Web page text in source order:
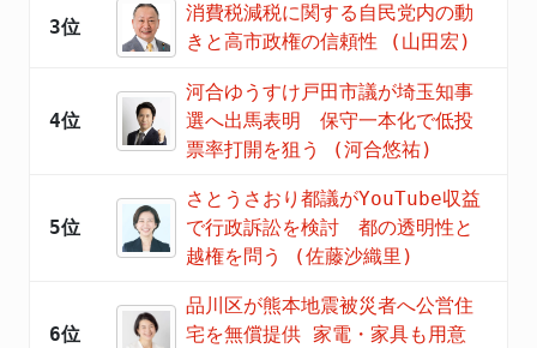
3位
消費税減税に関する自民党内の動
きと高市政権の信頼性 (山田宏)
4位
河合ゆうすけ戸田市議が埼玉知事
選へ出馬表明 保守一本化で低投
票率打開を狙う (河合悠祐)
5位
さとうさおり都議がYouTube収益
で行政訴訟を検討 都の透明性と
越権を問う (佐藤沙織里)
6位
品川区が熊本地震被災者へ公営住
宅を無償提供 家電・家具も用意